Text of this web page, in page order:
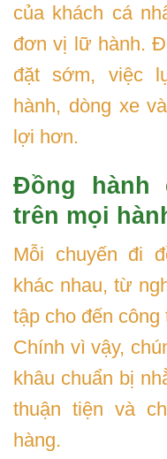
của khách cá
đơn vị lữ hành.
đặt sớm, việc
hành, dòng xe
lợi hơn.
Đồng hành
trên mọi
Mỗi chuyến đi
khác nhau, từ
tập cho đến
Chính vì vậy,
khâu chuẩn bị
thuận tiện và
hàng.